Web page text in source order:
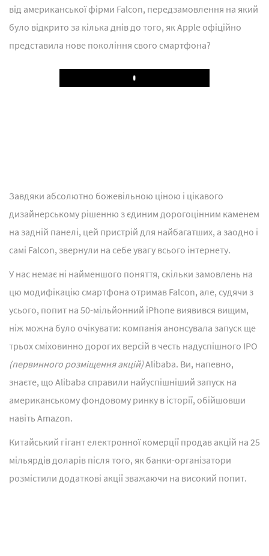
від американської фірми Falcon, передзамовлення на який
було відкрито за кілька днів до того, як Apple офіційно
представила нове покоління свого смартфона?
Play
Завдяки абсолютно божевільною ціною і цікавого
дизайнерському рішенню з єдиним дорогоцінним каменем
на задній панелі, цей пристрій для найбагатших, а заодно і
самі Falcon, звернули на себе увагу всього інтернету.
У нас немає ні найменшого поняття, скільки замовлень на
цю модифікацію смартфона отримав Falcon, але, судячи з
усього, попит на 50-мільйонний iPhone виявився вищим,
ніж можна було очікувати: компанія анонсувала запуск ще
трьох сміховинно дорогих версій в честь надуспішного IPO
(первинного розміщення акцій)Alibaba. Ви, напевно,
знаєте, що Alibaba справили найуспішніший запуск на
американському фондовому ринку в історії, обійшовши
навіть Amazon.
Китайський гігант електронної комерції продав акцій на 25
мільярдів доларів після того, як банки-організатори
розмістили додаткові акції зважаючи на високий попит.